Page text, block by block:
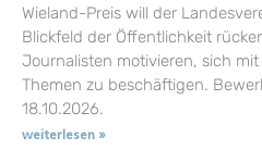
Wieland-Preis will der
Blickfeld der Öffentlichkeit
Journalisten motivieren, sich
Themen zu beschäftigen.
18.10.2026.
weiterlesen »